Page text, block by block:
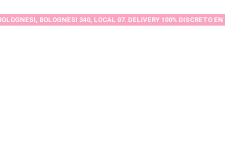
340, LOCAL 07. DELIVERY 100% DISCRETO EN TODA LA